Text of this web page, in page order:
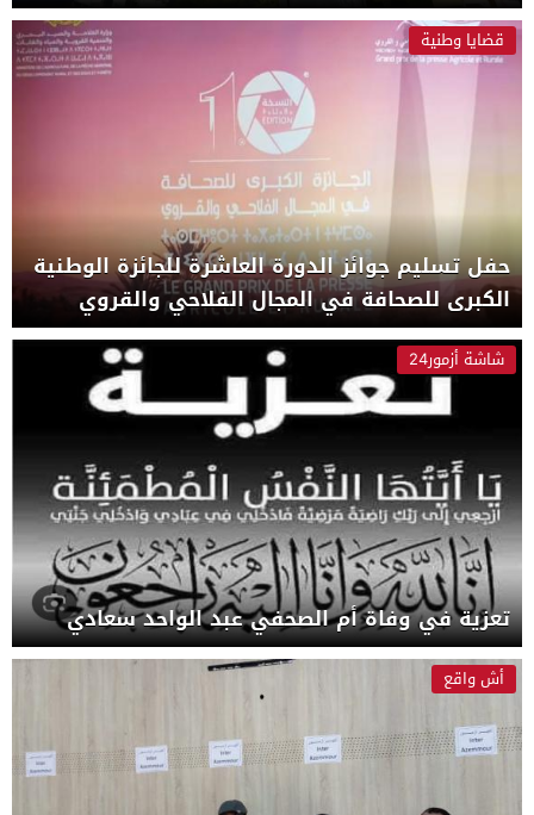
قضايا وطنية
حفل تسليم جوائز الدورة العاشرة للجائزة الوطنية
الكبرى للصحافة في المجال الفلاحي والقروي
شاشة أزمور24
تعزية في وفاة أم الصحفي عبد الواحد سعادي
أش واقع